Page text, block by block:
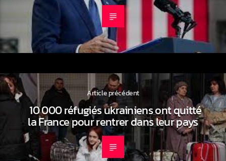
Article précédent
10 000 réfugiés ukrainiens ont quitté
la France pour rentrer dans leur pays